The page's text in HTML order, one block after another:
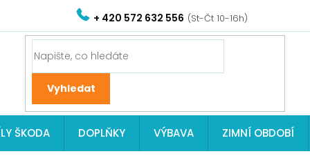
+ 420 572 632 556
ŠKODA DOPLŇKY VÝBAVA ZIMNÍ OBDOBÍ